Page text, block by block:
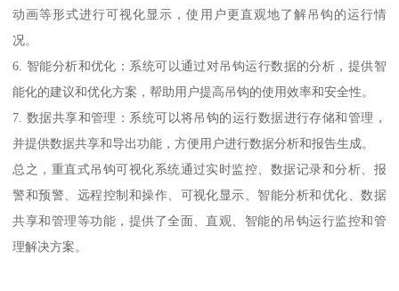
动画等形式进行可视化显示，使用户更直观地了解吊钩的运行情
况。
6. 智能分析和优化：系统可以通过对吊钩运行数据的分析，提供智
能化的建议和优化方案，帮助用户提高吊钩的使用效率和安全性。
7. 数据共享和管理：系统可以将吊钩的运行数据进行存储和管理，
并提供数据共享和导出功能，方便用户进行数据分析和报告生成。
总之，重直式吊钩可视化系统通过实时监控、数据记录和分析、报
警和预警、远程控制和操作、可视化显示、智能分析和优化、数据
共享和管理等功能，提供了全面、直观、智能的吊钩运行监控和管
理解决方案。